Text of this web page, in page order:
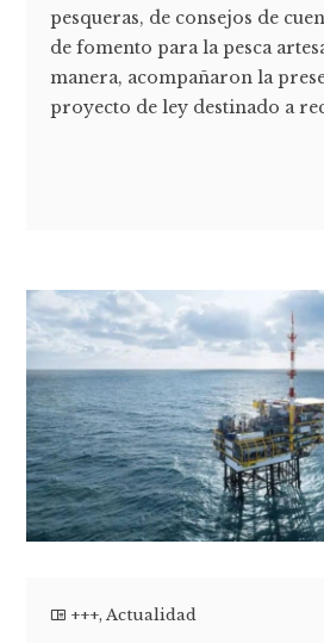
pesqueras, de consejos de
de fomento para la pesca
manera, acompañaron la
proyecto de ley destinado a
+++,Actualidad